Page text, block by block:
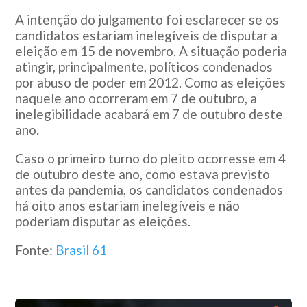
A intenção do julgamento foi esclarecer se os
candidatos estariam inelegíveis de disputar a
eleição em 15 de novembro. A situação poderia
atingir, principalmente, políticos condenados
por abuso de poder em 2012. Como as eleições
naquele ano ocorreram em 7 de outubro, a
inelegibilidade acabará em 7 de outubro deste
ano.
Caso o primeiro turno do pleito ocorresse em 4
de outubro deste ano, como estava previsto
antes da pandemia, os candidatos condenados
há oito anos estariam inelegíveis e não
poderiam disputar as eleições.
Fonte: Brasil 61